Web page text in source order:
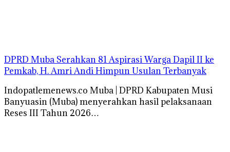
DPRD Muba Serahkan 81 Aspirasi Warga Dapil II ke
Pemkab, H. Amri Andi Himpun Usulan Terbanyak
Indopatlemenews.co Muba | DPRD Kabupaten Musi
Banyuasin (Muba) menyerahkan hasil pelaksanaan
Reses III Tahun 2026…